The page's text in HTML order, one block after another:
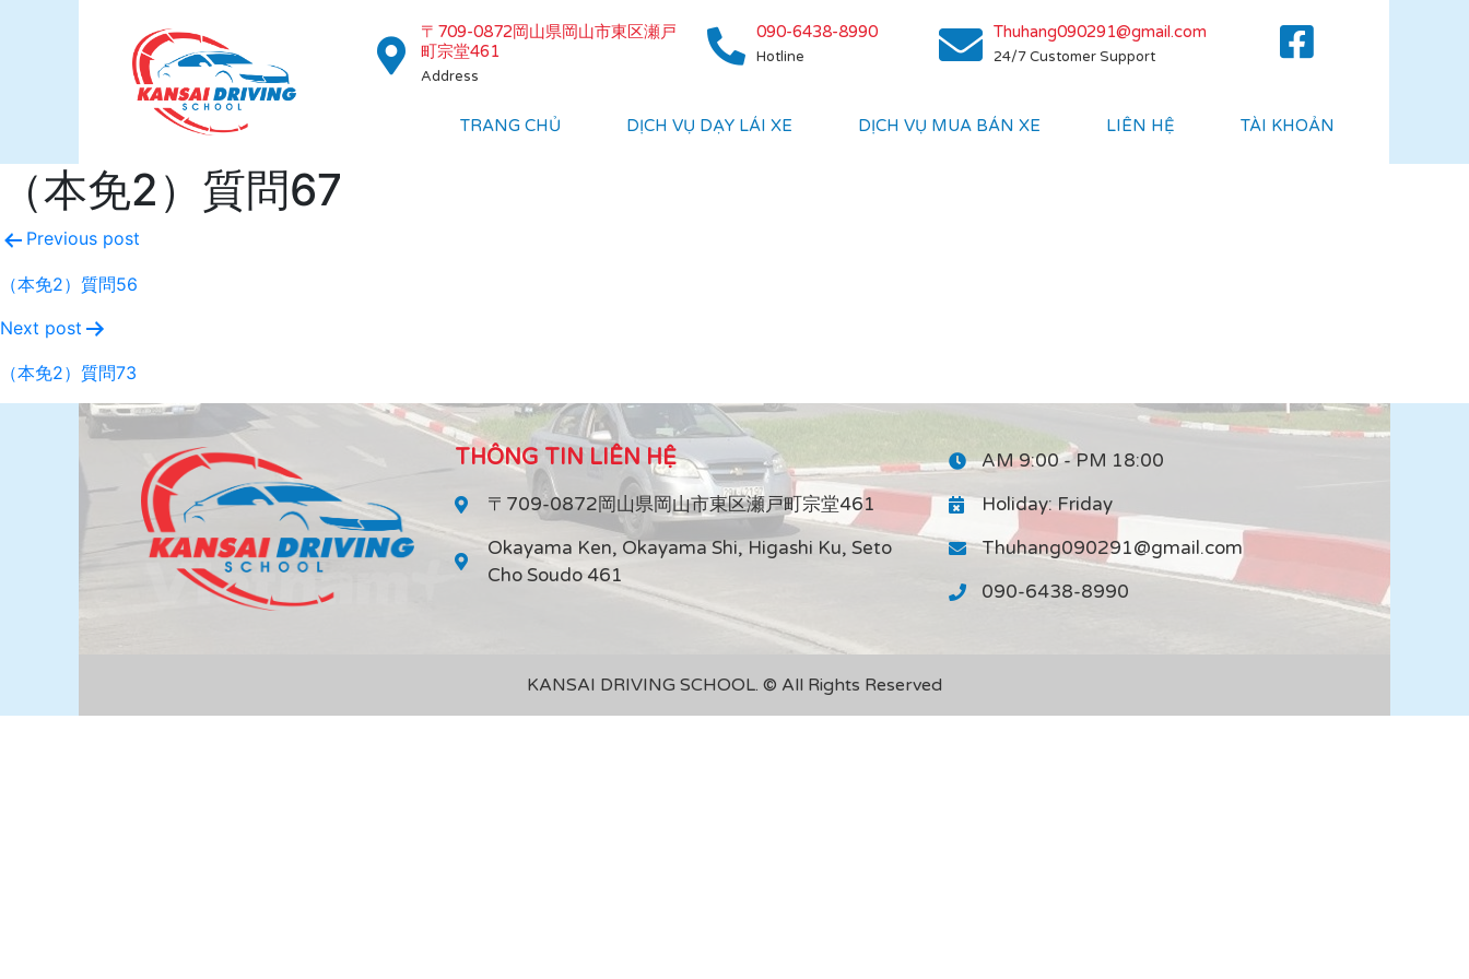
〒709-0872岡山県岡山市東区瀬戸
町宗堂461
Address
090-6438-8990
Hotline
Thuhang090291@gmail.com
24/7 Customer Support
TRANG CHỦ DỊCH VỤ DẠY LÁI XE DỊCH VỤ MUA BÁN XE LIÊN HỆ TÀI KHOẢN
（本免2）質問67
Previous post
（本免2）質問56
Next post
（本免2）質問73
THÔNG TIN LIÊN HỆ
〒709-0872岡山県岡山市東区瀬戸町宗堂461
Okayama Ken, Okayama Shi, Higashi Ku, Seto
Cho Soudo 461
AM 9:00 - PM 18:00
Holiday: Friday
Thuhang090291@gmail.com
090-6438-8990
KANSAI DRIVING SCHOOL. © All Rights Reserved